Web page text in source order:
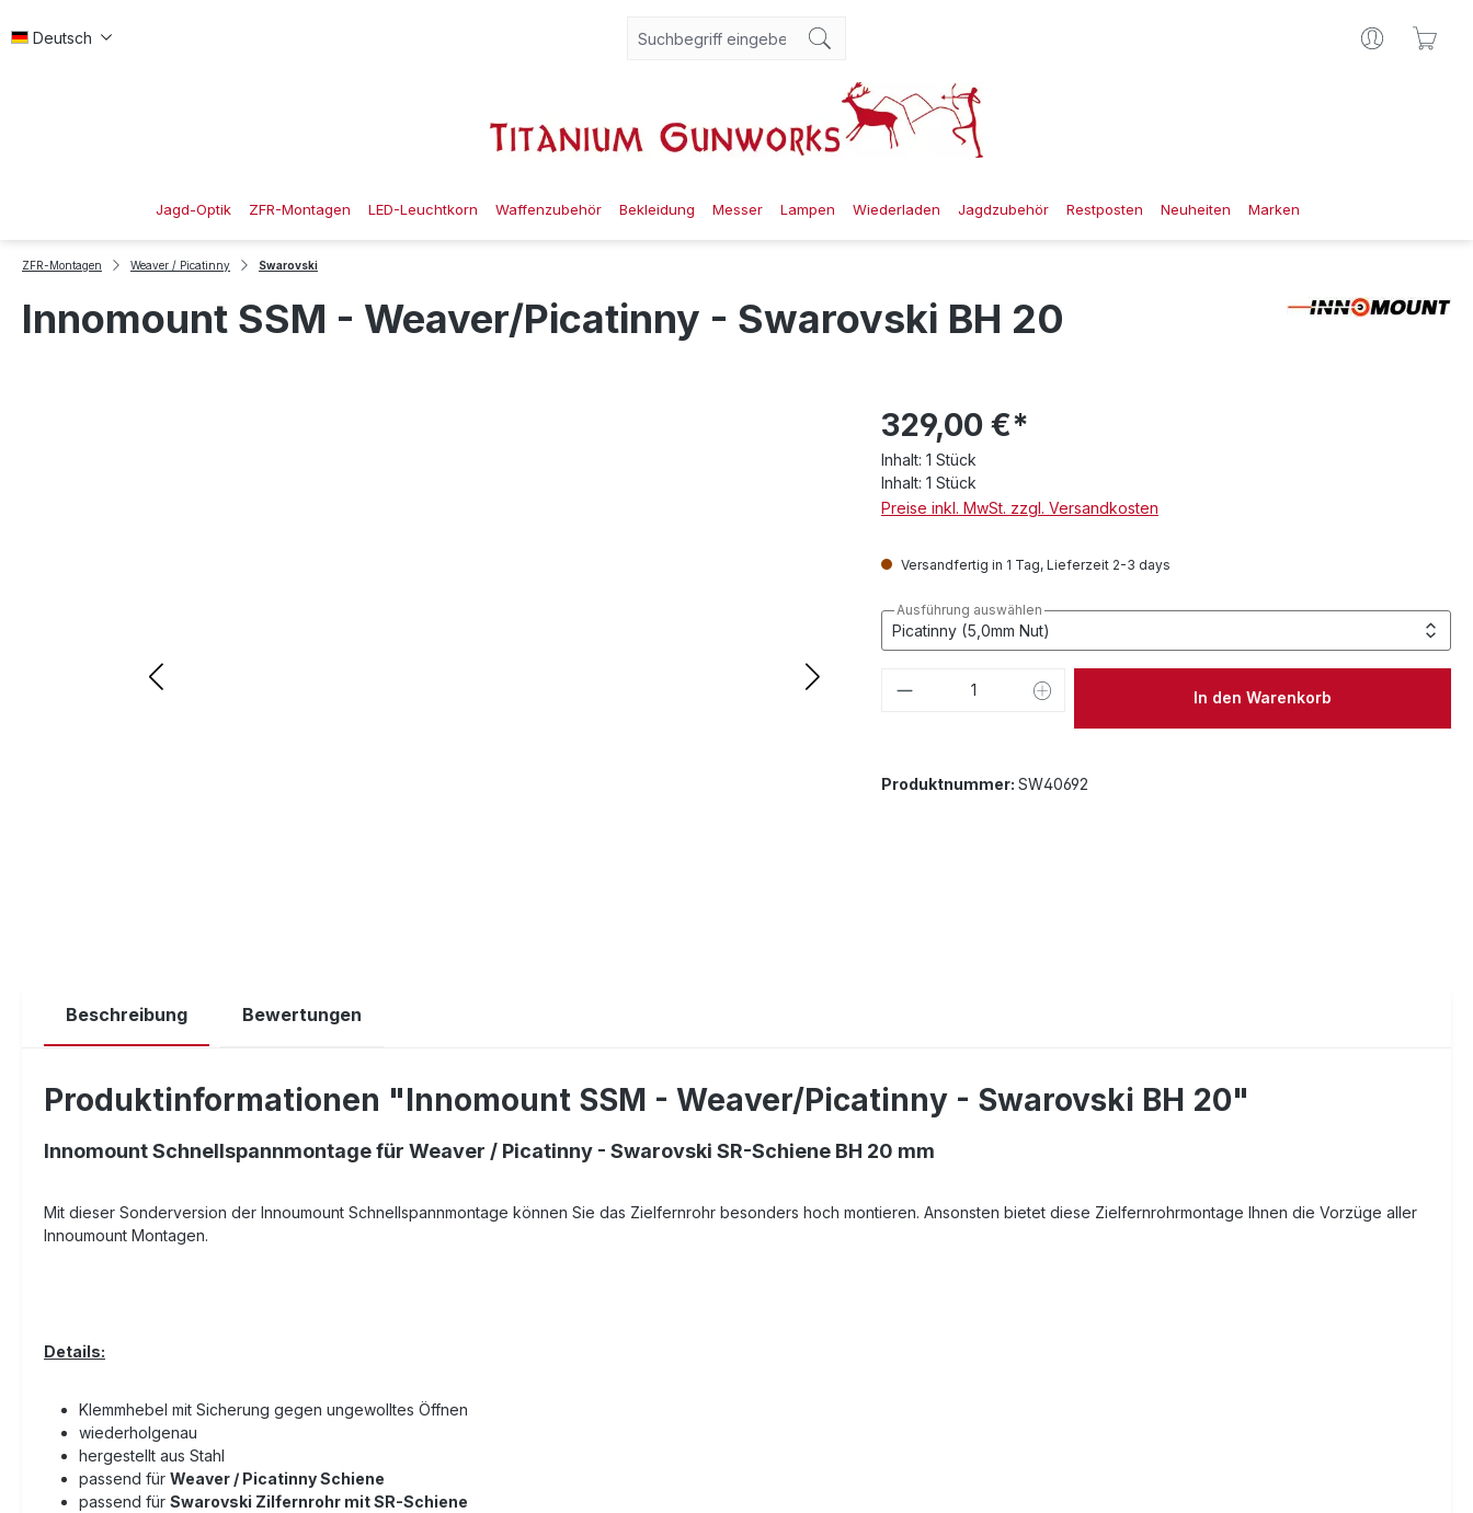
Deutsch
Jagd-Optik ZFR-Montagen LED-Leuchtkorn Waffenzubehör Bekleidung Messer Lampen Wiederladen Jagdzubehör Restposten Neuheiten Marken
ZFR-Montagen Weaver / Picatinny Swarovski
Innomount SSM - Weaver/Picatinny - Swarovski BH 20
329,00 €*
Inhalt: 1 Stück
Inhalt: 1 Stück
Preise inkl. MwSt. zzgl. Versandkosten
Versandfertig in 1 Tag, Lieferzeit 2-3 days
Ausführung auswählen
Produkt Anzahl: Gib den gewünschten Wert
In den Warenkorb
Produktnummer: SW40692
Beschreibung Bewertungen
Produktinformationen "Innomount SSM - Weaver/Picatinny - Swarovski BH 20"
Innomount Schnellspannmontage für Weaver / Picatinny - Swarovski SR-Schiene BH 20 mm
Mit dieser Sonderversion der Innoumount Schnellspannmontage können Sie das Zielfernrohr besonders hoch montieren. Ansonsten bietet diese Zielfernrohrmontage Ihnen die Vorzüge aller
Innoumount Montagen.
Details:
Klemmhebel mit Sicherung gegen ungewolltes Öffnen
wiederholgenau
hergestellt aus Stahl
passend für Weaver / Picatinny Schiene
passend für Swarovski Zilfernrohr mit SR-Schiene